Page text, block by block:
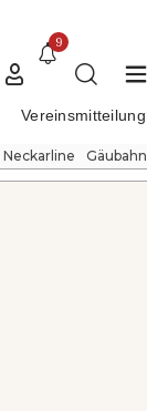
9
Vereinsmitteilung
Neckarline Gäubahn